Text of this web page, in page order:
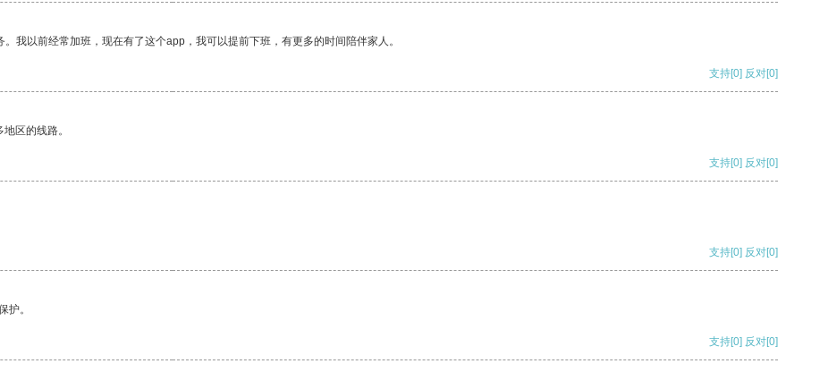
我以前经常加班，现在有了这个app，我可以提前下班，有更多的时间陪伴家人。
支持[0] 反对[0]
区的线路。
支持[0] 反对[0]
支持[0] 反对[0]
护。
支持[0] 反对[0]